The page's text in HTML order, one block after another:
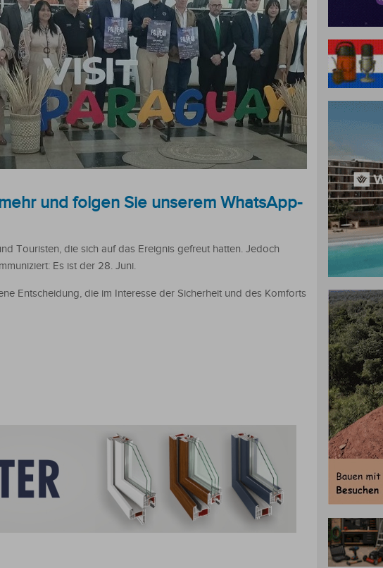
und folgen Sie unserem WhatsApp-
Touristen, die sich auf das Ereignis gefreut hatten. Jedoch
Es ist der 28. Juni.
Entscheidung, die im Interesse der Sicherheit und des Komforts